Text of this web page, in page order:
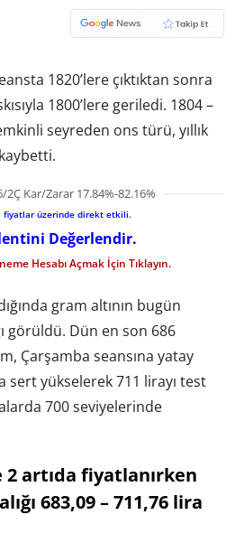
1820’lere çıktıktan sonra
1800’lere geriledi. 1804 –
seyreden ons türü, yıllık
Kar/Zarar 17.84%-82.16%
fiyatlar üzerinde direkt etkili.
Değerlendir.
Hesabı Açmak İçin Tıklayın.
gram altının bugün
görüldü. Dün en son 686
Çarşamba seansına yatay
sert yükselerek 711 lirayı test
700 seviyelerinde
2 artıda fiyatlanırken
683,09 – 711,76 lira